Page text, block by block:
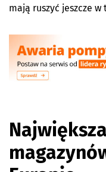
mają ruszyć jeszcze w